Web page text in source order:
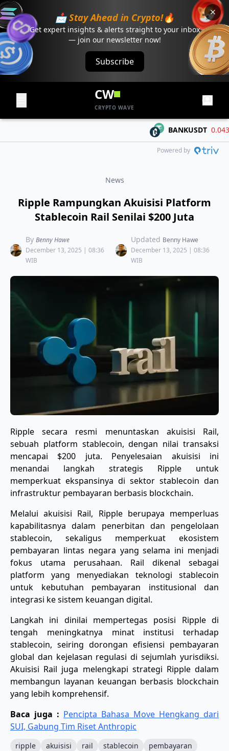
📩 Stay Ahead in Crypto!🔥
Get expert insights & alerts straight to your inbox
— join our newsletter now!
Subscribe
CW
CRYPTO WAVE
BANKUSDT 0.04303
Powered by
News
Ripple Rampungkan Akuisisi Platform
Stablecoin Rail Senilai $200 Juta
By Benny Hawe
December 13, 2025 | 08:36
WIB
Updated Benny Hawe
December 13, 2025 | 08:36
WIB
Ripple secara resmi menuntaskan akuisisi Rail,
sebuah platform stablecoin, dengan nilai transaksi
mencapai $200 juta. Penyelesaian akuisisi ini
menandai langkah strategis Ripple untuk
memperkuat ekspansinya di sektor stablecoin dan
infrastruktur pembayaran berbasis blockchain.
Melalui akuisisi Rail, Ripple berupaya memperluas
kapabilitasnya dalam penerbitan dan pengelolaan
stablecoin, sekaligus memperkuat ekosistem
pembayaran lintas negara yang selama ini menjadi
fokus utama perusahaan. Rail dikenal sebagai
platform yang menyediakan teknologi stablecoin
untuk kebutuhan pembayaran institusional dan
integrasi ke sistem keuangan digital.
Langkah ini dinilai mempertegas posisi Ripple di
tengah meningkatnya minat institusi terhadap
stablecoin, seiring dorongan efisiensi pembayaran
global dan kejelasan regulasi di sejumlah yurisdiksi.
Akuisisi Rail juga melengkapi strategi Ripple dalam
membangun layanan keuangan berbasis blockchain
yang lebih komprehensif.
Baca juga : Pencipta Bahasa Move Hengkang dari
SUI, Gabung Tim Riset Anthropic
ripple akuisisi rail stablecoin
pembayaran